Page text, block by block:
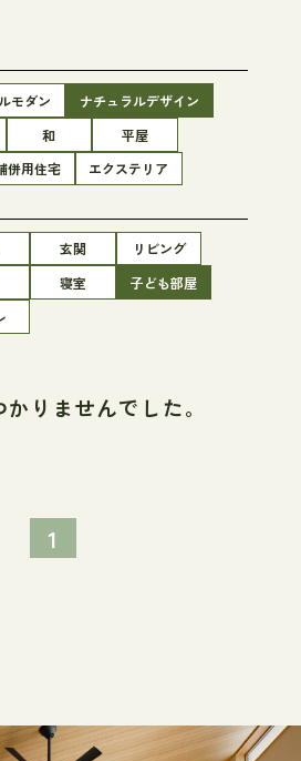
モダン
ナチュラルデザイン
和
平屋
併用住宅 エクステリア
玄関
リビング
寝室
子ども部屋
りませんでした。
1